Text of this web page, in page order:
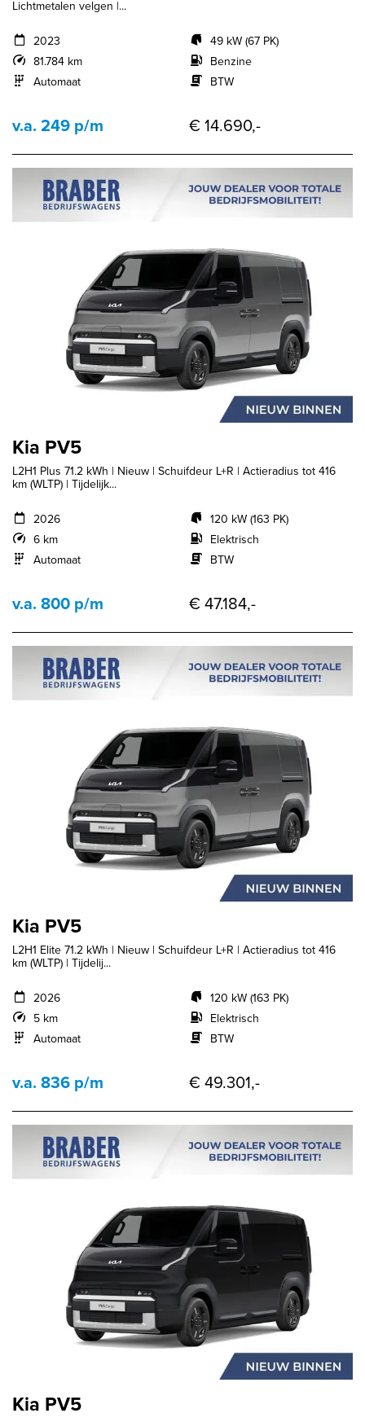
Lichtmetalen velgen |...
2023
81.784 km
Automaat
49 kW (67 PK)
Benzine
BTW
v.a. 249 p/m € 14.690,-
Kia PV5
L2H1 Plus 71.2 kWh | Nieuw | Schuifdeur L+R | Actieradius tot 416
km (WLTP) | Tijdelijk...
2026
6 km
Automaat
120 kW (163 PK)
Elektrisch
BTW
v.a. 800 p/m € 47.184,-
Kia PV5
L2H1 Elite 71.2 kWh | Nieuw | Schuifdeur L+R | Actieradius tot 416
km (WLTP) | Tijdelij...
2026
5 km
Automaat
120 kW (163 PK)
Elektrisch
BTW
v.a. 836 p/m € 49.301,-
Kia PV5